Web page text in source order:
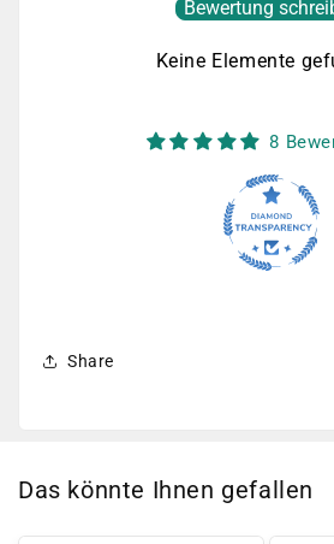
Bewertung
Keine Elemente
8
Share
Das könnte Ihnen gefallen